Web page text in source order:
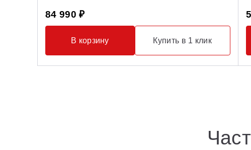
84 990 ₽
В корзину Купить в 1 клик